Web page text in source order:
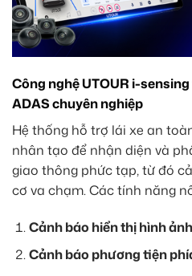
Công nghệ UTOUR i-
ADAS chuyên nghiệp
Hệ thống hỗ trợ lái xe an
nhân tạo để nhận diện và
giao thông phức tạp, từ đó
cơ va chạm. Các tính năng
Cảnh báo hiển thị hình
Cảnh báo phương tiện